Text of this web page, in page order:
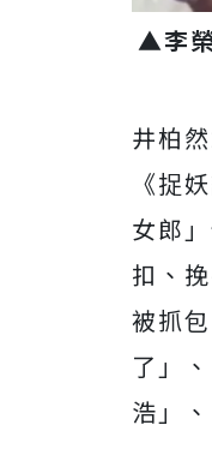
▲李
井柏
《捉
女郎
扣、
被抓
了」
浩」